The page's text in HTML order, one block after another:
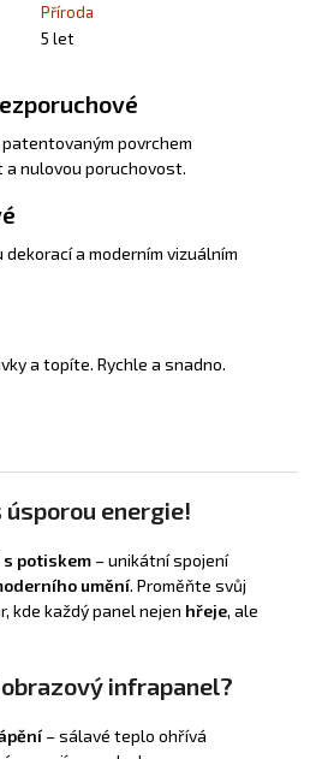
Příroda
5 let
povrchem
nulovou poruchovost.
a moderním vizuálním
a topíte. Rychle a snadno.
energie!
potiskem – unikátní spojení
umění. Proměňte svůj
kde každý panel nejen hřeje, ale
infrapanel?
– sálavé teplo ohřívá